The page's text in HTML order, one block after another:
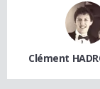
Clément